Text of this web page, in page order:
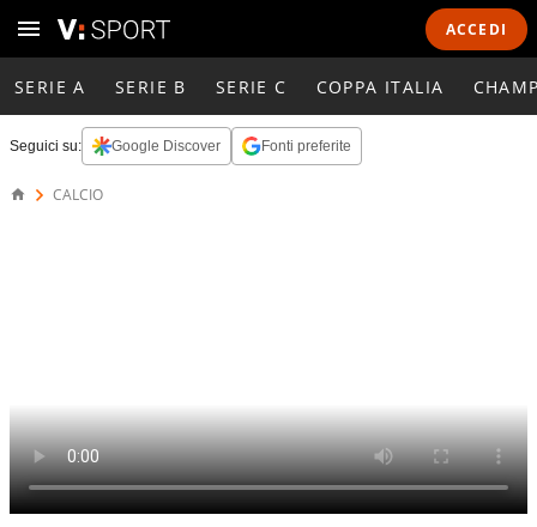
ACCEDI
SERIE A SERIE B SERIE C COPPA ITALIA
Seguici su: Google Discover Fonti preferite
CALCIO